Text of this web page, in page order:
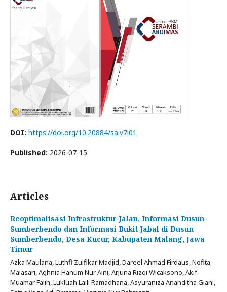
DOI: https://doi.org/10.20884/sa.v7i01
Published: 2026-07-15
Articles
Reoptimalisasi Infrastruktur Jalan, Informasi Dusun
Sumberbendo dan Informasi Bukit Jabal di Dusun
Sumberbendo, Desa Kucur, Kabupaten Malang, Jawa
Timur
Azka Maulana, Luthfi Zulfikar Madjid, Dareel Ahmad Firdaus, Nofita
Malasari, Aghnia Hanum Nur Aini, Arjuna Rizqi Wicaksono, Akif
Muamar Falih, Lukluah Laili Ramadhana, Asyuraniza Ananditha Giani,